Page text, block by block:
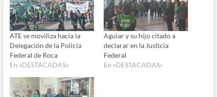
ATE se moviliza hacia la
Delegación de la Policía
Federal de Roca
En «DESTACADAS»
Aguiar y su hijo citado a
declarar en la Justicia
Federal
En «DESTACADAS»